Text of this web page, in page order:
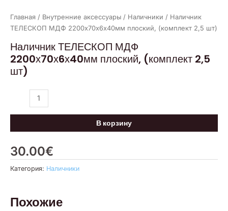
Главная / Внутренние аксессуары / Наличники / Наличник
ТЕЛЕСКОП МДФ 2200х70х6х40мм плоский, (комплект 2,5 шт)
Наличник ТЕЛЕСКОП МДФ
2200х70х6х40мм плоский, (комплект 2,5
шт)
30.00€
В корзину
Категория: Наличники
Похожие